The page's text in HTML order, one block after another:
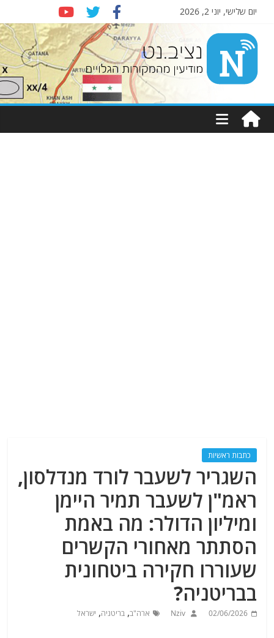
יום שלישי, יוני 2, 2026
Nziv.net
מודיעין
מהמקורות
כתבות ראשיות
השגריר לשעבר לורד מנדלסון,
ראמ"ן לשעבר תמיר היימן
ומיליון הדולר: מה באמת
הסתתר מאחורי הקשרים
שעוררו חקירה ביטחונית
בבריטניה?
02/06/2026
Nziv ארה"ב,בריטניה, ישראל